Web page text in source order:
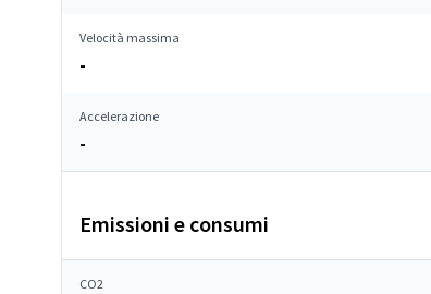
Velocità massima
-
Accelerazione
-
Emissioni e consumi
CO2